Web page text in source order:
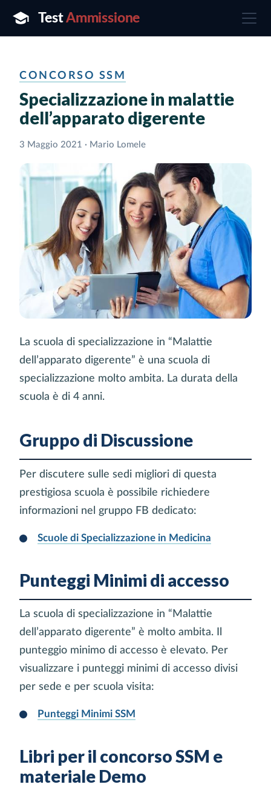
CONCORSO SSM
Specializzazione in malattie
dell’apparato digerente
3 Maggio 2021 · Mario Lomele
La scuola di specializzazione in “Malattie
dell’apparato digerente” è una scuola di
specializzazione molto ambita. La durata della
scuola è di 4 anni.
Gruppo di Discussione
Per discutere sulle sedi migliori di questa
prestigiosa scuola è possibile richiedere
informazioni nel gruppo FB dedicato:
Scuole di Specializzazione in Medicina
Punteggi Minimi di accesso
La scuola di specializzazione in “Malattie
dell’apparato digerente” è molto ambita. Il
punteggio minimo di accesso è elevato. Per
visualizzare i punteggi minimi di accesso divisi
per sede e per scuola visita:
Punteggi Minimi SSM
Libri per il concorso SSM e
materiale Demo